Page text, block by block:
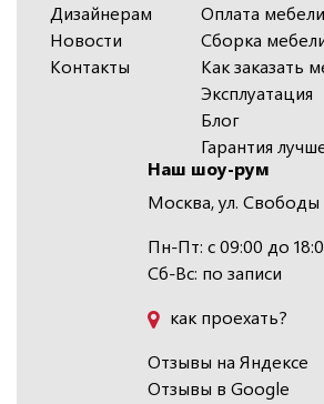
Дизайнерам
Новости
Контакты
Оплата мебели
Сборка
Как заказать
Эксплуатация
Блог
Гарантия
Наш шоу-рум
Москва, ул. Свободы
Пн-Пт: с 09:00 до
Сб-Вс: по записи
как проехать?
Отзывы на Яндексе
Отзывы в Google